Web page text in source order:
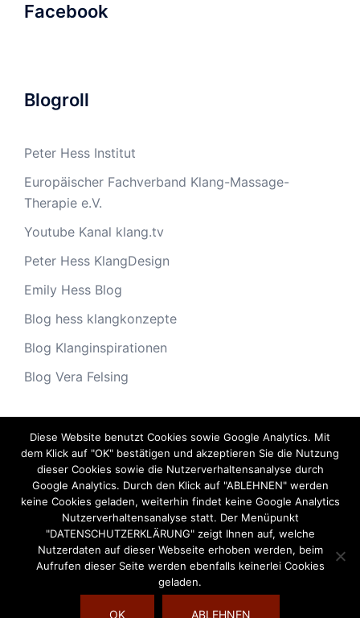
Facebook
Blogroll
Peter Hess Institut
Europäischer Fachverband Klang-Massage-
Therapie e.V.
Youtube Kanal klang.tv
Peter Hess KlangDesign
Emily Hess Blog
Blog hess klangkonzepte
Blog Klanginspirationen
Blog Vera Felsing
Archiv
Archiv
Diese Website benutzt Cookies sowie Google Analytics. Mit
dem Klick auf "OK" bestätigen und akzeptieren Sie die Nutzung
dieser Cookies sowie die Nutzerverhaltensanalyse durch
Google Analytics. Durch den Klick auf "ABLEHNEN" werden
keine Cookies geladen, weiterhin findet keine Google Analytics
Nutzerverhaltensanalyse statt. Der Menüpunkt
"DATENSCHUTZERKLÄRUNG" zeigt Ihnen auf, welche
Nutzerdaten auf dieser Webseite erhoben werden, beim
Aufrufen dieser Seite werden ebenfalls keinerlei Cookies
geladen.
OK ABLEHNEN